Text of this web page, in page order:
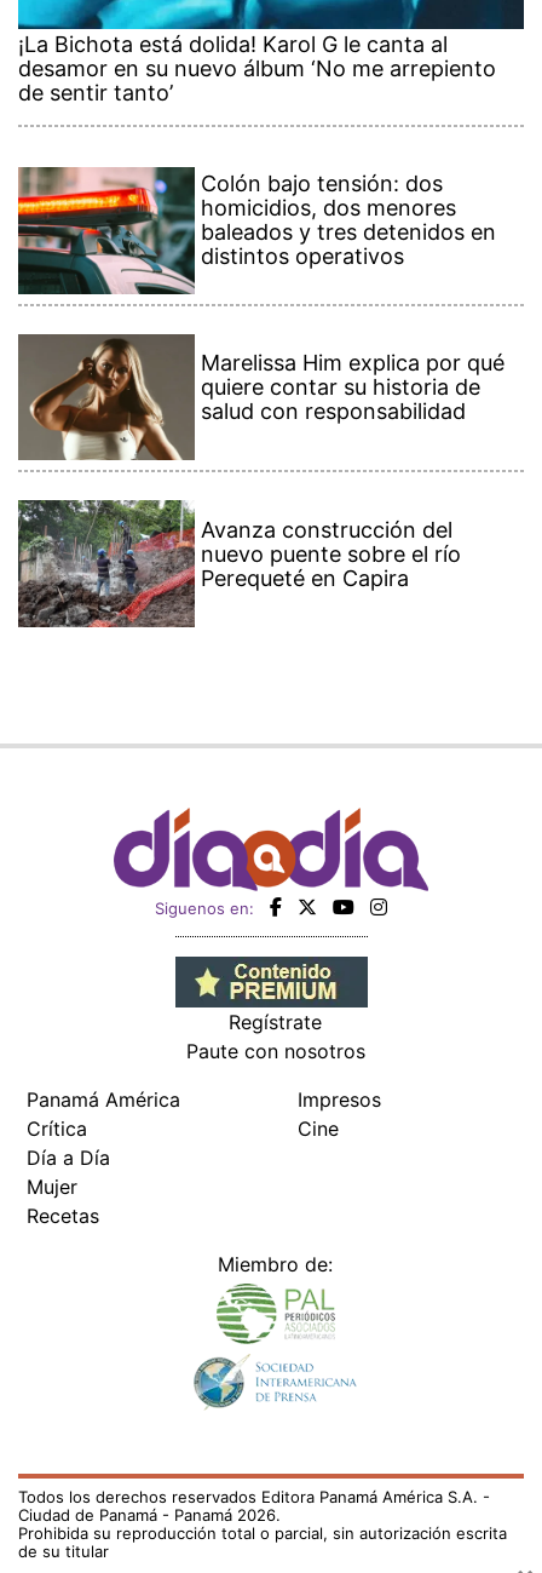
¡La Bichota está dolida! Karol G le canta al
desamor en su nuevo álbum ‘No me arrepiento
de sentir tanto’
Colón bajo tensión: dos
homicidios, dos menores
baleados y tres detenidos en
distintos operativos
Marelissa Him explica por qué
quiere contar su historia de
salud con responsabilidad
Avanza construcción del
nuevo puente sobre el río
Perequeté en Capira
Siguenos en:
Regístrate
Paute con nosotros
Panamá América
Crítica
Día a Día
Mujer
Recetas
Impresos
Cine
Miembro de:
Todos los derechos reservados Editora Panamá América S.A. -
Ciudad de Panamá - Panamá 2026.
Prohibida su reproducción total o parcial, sin autorización escrita
de su titular